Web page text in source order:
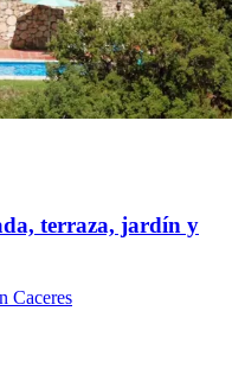
terraza, jardín y
Caceres